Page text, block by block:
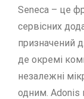
Seneca – це
сервісних
призначений
де окремі
незалежні
одним. Adonis